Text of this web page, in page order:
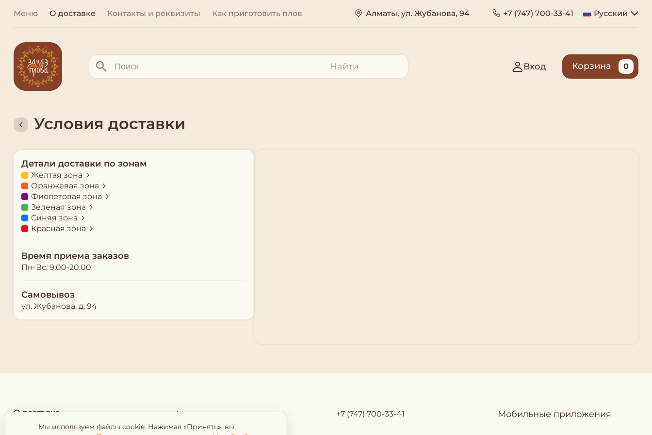
Меню О доставке Контакты и реквизиты Как приготовить плов Алматы, ул. Жубанова, 94 +7 (747) 700-33-41 Русский
Найти Вход Корзина 0
Условия доставки
Детали доставки по зонам
Желтая зона
Оранжевая зона
Фиолетовая зона
Зеленая зона
Синяя зона
Красная зона
Время приема заказов
Пн-Вс: 9:00-20:00
Самовывоз
ул. Жубанова, д. 94
О доставке
Адрес:
Алматы,
+7 (747) 700-33-41 Мобильные приложения
Мы используем файлы cookie. Нажимая «Принять», вы